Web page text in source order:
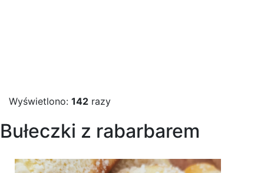
Wyświetlono: 142 razy
Bułeczki z rabarbarem